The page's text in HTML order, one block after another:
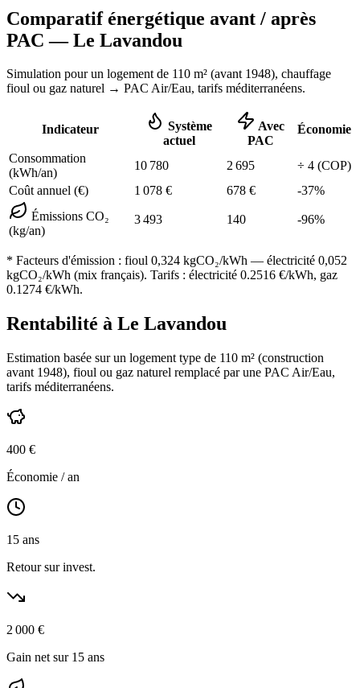
Comparatif énergétique avant / après
PAC —Le Lavandou
Simulation pour un logement de 110 m² (avant 1948), chauffage
fioul ou gaz naturel → PAC Air/Eau, tarifs méditerranéens.
Indicateur
Système
actuel
Avec
PAC
Économie
Consommation
(kWh/an)
10 780 2 695 ÷ 4 (COP)
Coût annuel (€)
1 078 € 678 € -37%
Émissions CO₂
(kg/an)
3 493 140 -96%
* Facteurs d'émission : fioul 0,324 kgCO₂/kWh — électricité 0,052
kgCO₂/kWh (mix français). Tarifs : électricité 0.2516 €/kWh, gaz
0.1274 €/kWh.
Rentabilité à Le Lavandou
Estimation basée sur un logement type de 110 m² (construction
avant 1948), fioul ou gaz naturel remplacé par une PAC Air/Eau,
tarifs méditerranéens.
400 €
Économie / an
15 ans
Retour sur invest.
2 000 €
Gain net sur 15 ans